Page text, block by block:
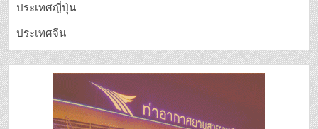
ประเทศญี่ปุ่น
ประเทศจีน